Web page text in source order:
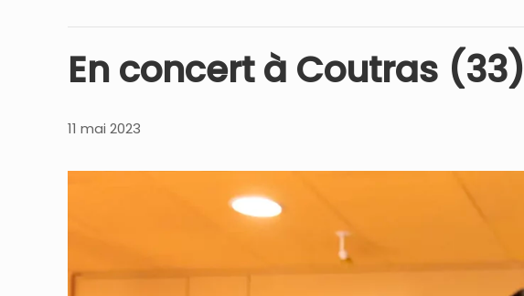
En concert à Coutras (33)
11 mai 2023